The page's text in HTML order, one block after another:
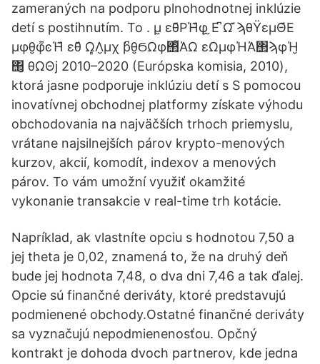
zameraných na podporu plnohodnotnej inklúzie
detí s postihnutím. To . μ̮ εθ͊ΡΉ͊φ̮ ̮Ε ͆Ω ͊ϡθΫεμΘ͊Ε
μφθ̮φ͌ͼΉ͊ εθ͊ Ω̻Λ̮μχ ϸ͆θ̮ϬΩφ΢͌ΆΩ εΩμφΉΆ΢ϡφΉ̮
΢̮ θΩΘϳ 2010–2020 (Európska komisia, 2010),
ktorá jasne podporuje inklúziu detí s S pomocou
inovatívnej obchodnej platformy získate výhodu
obchodovania na najväčších trhoch priemyslu,
vrátane najsilnejších párov krypto-menových
kurzov, akcií, komodít, indexov a menových
párov. To vám umožní využiť okamžité
vykonanie transakcie v real-time trh kotácie.
Napríklad, ak vlastníte opciu s hodnotou 7,50 a
jej theta je 0,02, znamená to, že na druhý deň
bude jej hodnota 7,48, o dva dni 7,46 a tak ďalej.
Opcie sú finančné deriváty, ktoré predstavujú
podmienené obchody.Ostatné finančné deriváty
sa vyznačujú nepodmienenosťou. Opčný
kontrakt je dohoda dvoch partnerov, kde jedna